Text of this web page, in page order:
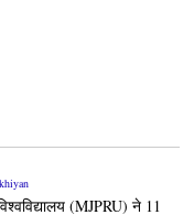
(MJPRU) ने 11